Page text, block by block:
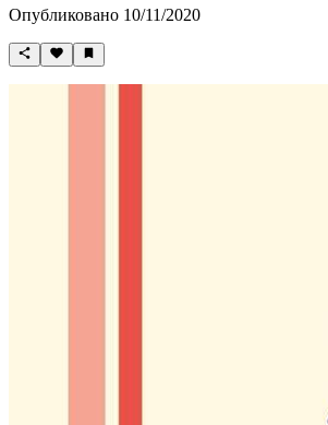
Опубликовано 10/11/2020